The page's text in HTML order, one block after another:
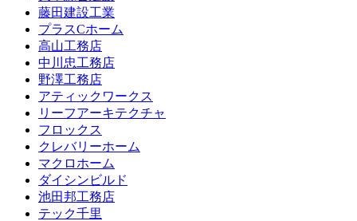
藤田建設工業
プラスCホーム
高山工務店
中川忠工務店
野澤工務店
アティックワークス
リーフアーキテクチャ
フロックス
クレバリーホーム
マクロホーム
ダイシンビルド
池田邦工務店
テック千里